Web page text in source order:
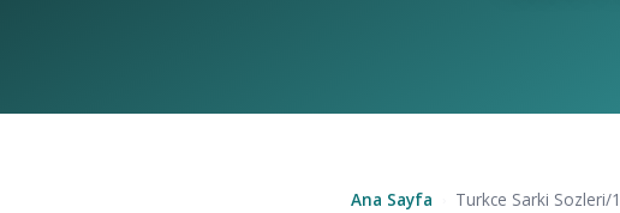
Ana Sayfa Turkce Sarki